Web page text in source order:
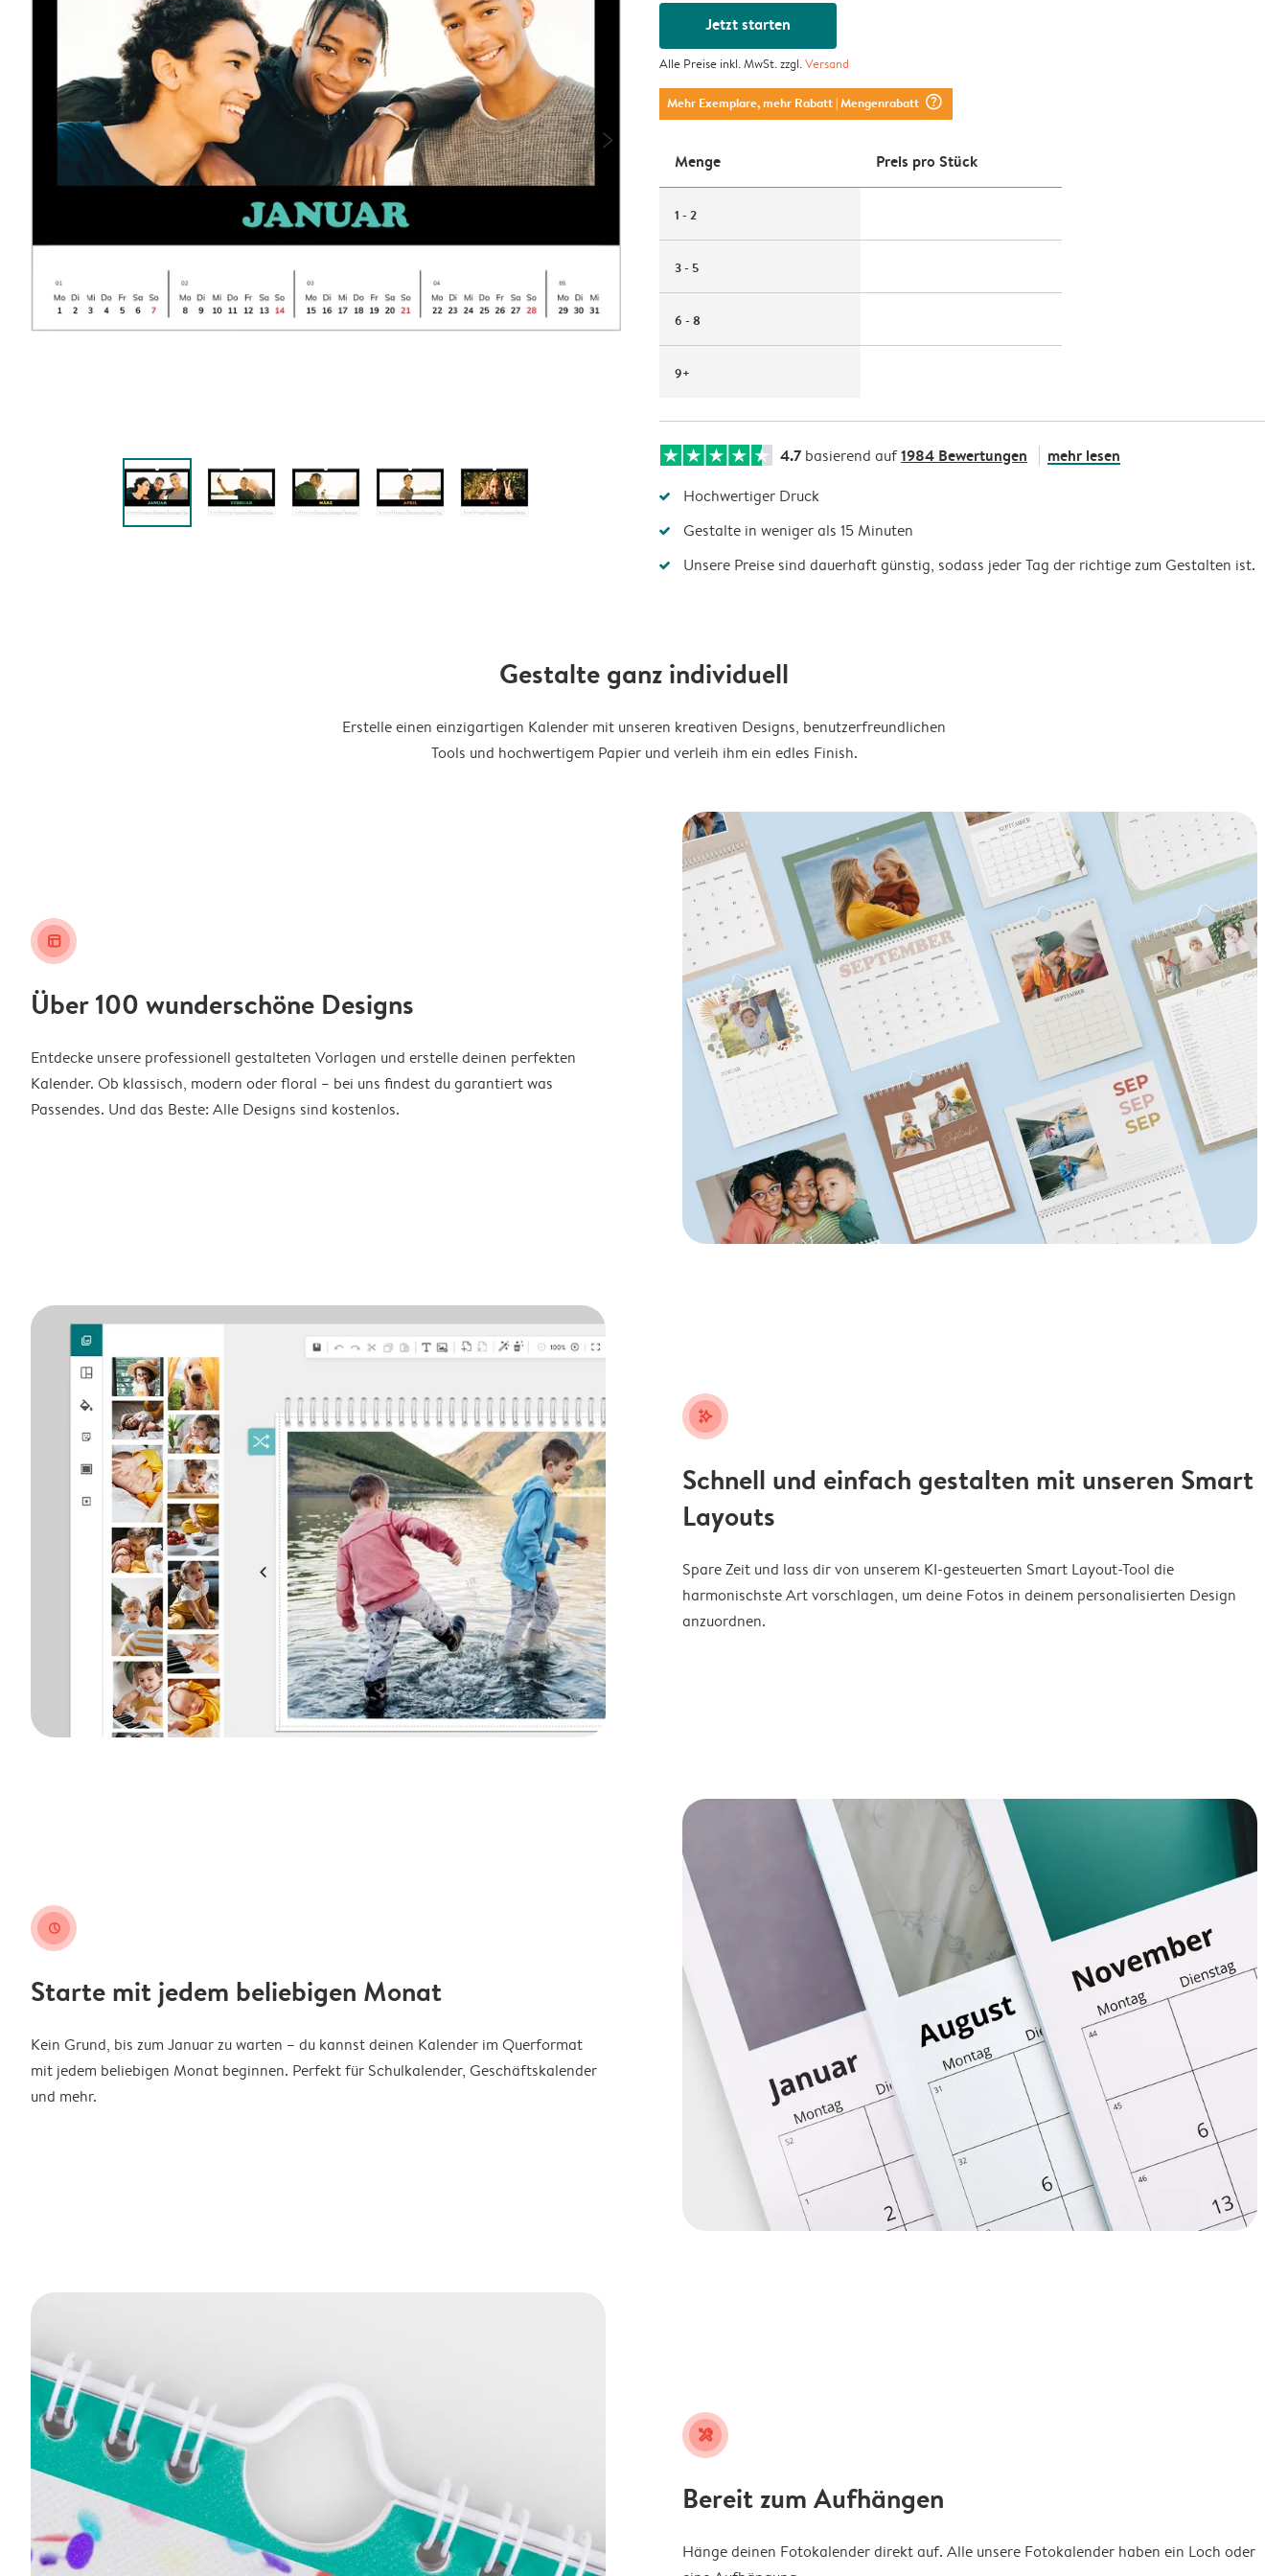
Jetzt starten
Alle Preise inkl. MwSt. zzgl.Versand
Mehr Exemplare, mehr Rabatt| Mengenrabatt question_mark_circle
Menge Preis pro Stück
1 - 2
3 - 5
6 - 8
9+
4.7 basierend auf1984 Bewertungen mehr lesen
Hochwertiger Druck
Gestalte in weniger als 15 Minuten
Unsere Preise sind dauerhaft günstig, sodass jeder Tag der richtige zum Gestalten ist.
Gestalte ganz individuell
Erstelle einen einzigartigen Kalender mit unseren kreativen Designs, benutzerfreundlichen
Tools und hochwertigem Papier und verleih ihm ein edles Finish.
layout_alt
Über 100 wunderschöne Designs
Entdecke unsere professionell gestalteten Vorlagen und erstelle deinen perfekten
Kalender. Ob klassisch, modern oder floral – bei uns findest du garantiert was
Passendes. Und das Beste: Alle Designs sind kostenlos.
stars_plus
Schnell und einfach gestalten mit unseren Smart
Layouts
Spare Zeit und lass dir von unserem KI-gesteuerten Smart Layout-Tool die
harmonischste Art vorschlagen, um deine Fotos in deinem personalisierten Design
anzuordnen.
clock
Starte mit jedem beliebigen Monat
Kein Grund, bis zum Januar zu warten – du kannst deinen Kalender im Querformat
mit jedem beliebigen Monat beginnen. Perfekt für Schulkalender, Geschäftskalender
und mehr.
tools
Bereit zum Aufhängen
Hänge deinen Fotokalender direkt auf. Alle unsere Fotokalender haben ein Loch oder